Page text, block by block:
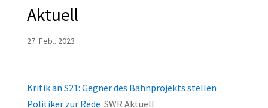
Aktuell
27. Feb.. 2023
Kritik an S21: Gegner des Bahnprojekts stellen
Politiker zur Rede SWR Aktuell